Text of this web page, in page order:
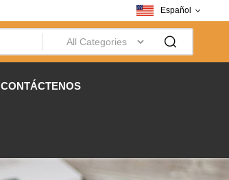
Español
CONTÁCTENOS